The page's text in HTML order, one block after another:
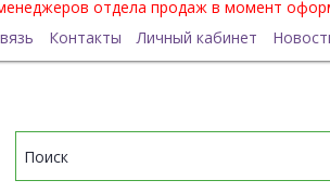
отдела продаж в момент
Контакты Личный кабинет